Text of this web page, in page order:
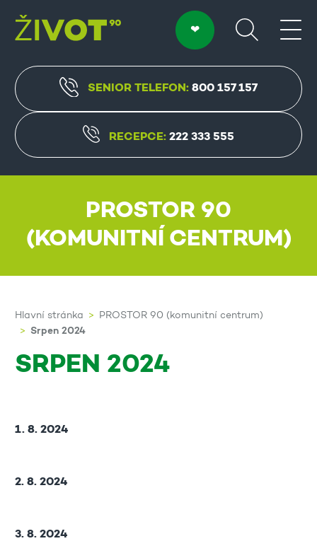
SENIOR TELEFON:800 157 157
RECEPCE:222 333 555
PROSTOR 90
(KOMUNITNÍ CENTRUM)
Hlavní stránka PROSTOR 90 (komunitní centrum)
Srpen 2024
SRPEN 2024
1. 8. 2024
2. 8. 2024
3. 8. 2024